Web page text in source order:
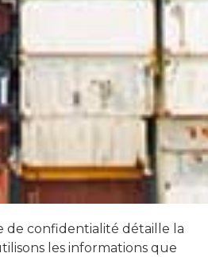
de confidentialité détaille la
les informations que